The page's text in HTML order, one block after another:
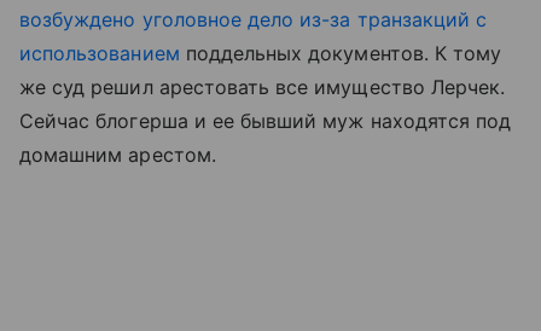
возбуждено уголовное дело из-за транзакций с
использованием поддельных документов. К тому
же суд решил арестовать все имущество Лерчек.
Сейчас блогерша и ее бывший муж находятся под
домашним арестом.